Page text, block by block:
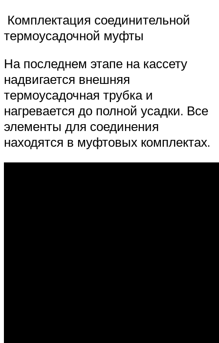
Комплектация соединительной
термоусадочной муфты
На последнем этапе на кассету
надвигается внешняя
термоусадочная трубка и
нагревается до полной усадки. Все
элементы для соединения
находятся в муфтовых комплектах.